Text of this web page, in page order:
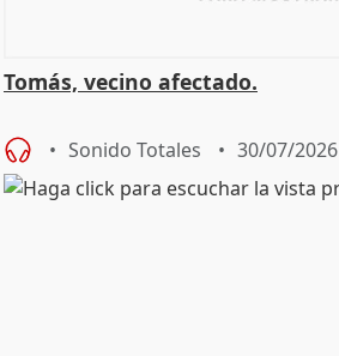
Tomás, vecino afectado.
Sonido Totales 30/07/2026